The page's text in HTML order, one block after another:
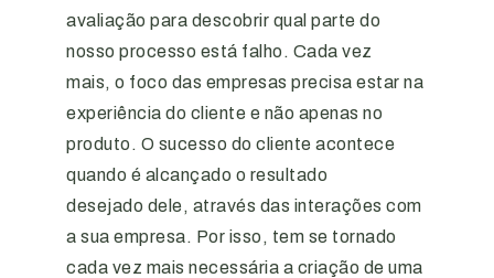
avaliação para descobrir qual parte do
nosso processo está falho. Cada vez
mais, o foco das empresas precisa estar na
experiência do cliente e não apenas no
produto. O sucesso do cliente acontece
quando é alcançado o resultado
desejado dele, através das interações com
a sua empresa. Por isso, tem se tornado
cada vez mais necessária a criação de uma